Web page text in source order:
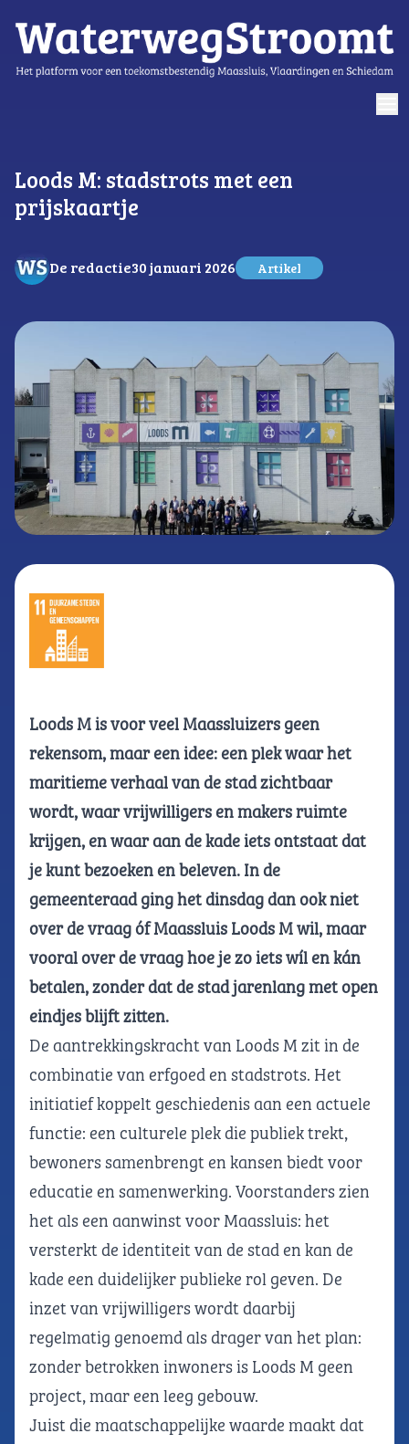
Loods M: stadstrots met een
prijskaartje
De redactie30 januari 2026 Artikel
Loods M is voor veel Maassluizers geen
rekensom, maar een idee: een plek waar het
maritieme verhaal van de stad zichtbaar
wordt, waar vrijwilligers en makers ruimte
krijgen, en waar aan de kade iets ontstaat dat
je kunt bezoeken en beleven. In de
gemeenteraad ging het dinsdag dan ook niet
over de vraag óf Maassluis Loods M wil, maar
vooral over de vraag hoe je zo iets wíl en kán
betalen, zonder dat de stad jarenlang met open
eindjes blijft zitten.
De aantrekkingskracht van Loods M zit in de
combinatie van erfgoed en stadstrots. Het
initiatief koppelt geschiedenis aan een actuele
functie: een culturele plek die publiek trekt,
bewoners samenbrengt en kansen biedt voor
educatie en samenwerking. Voorstanders zien
het als een aanwinst voor Maassluis: het
versterkt de identiteit van de stad en kan de
kade een duidelijker publieke rol geven. De
inzet van vrijwilligers wordt daarbij
regelmatig genoemd als drager van het plan:
zonder betrokken inwoners is Loods M geen
project, maar een leeg gebouw.
Juist die maatschappelijke waarde maakt dat